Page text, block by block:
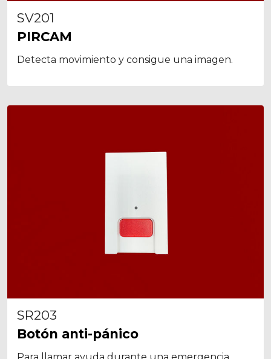
SV201
PIRCAM
Detecta movimiento y consigue una imagen.
SR203
Botón anti-pánico